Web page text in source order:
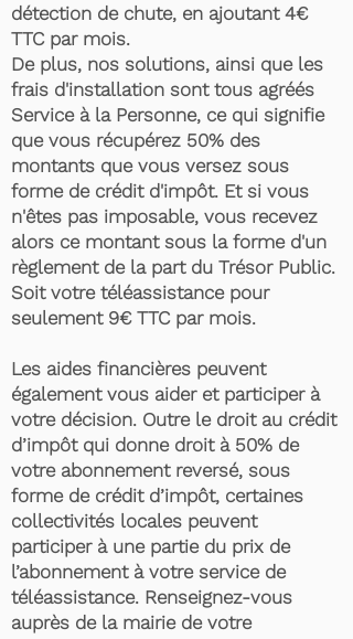
détection de chute, en ajoutant 4€
TTC par mois.
De plus, nos solutions, ainsi que les
frais d'installation sont tous agréés
Service à la Personne, ce qui signifie
que vous récupérez 50% des
montants que vous versez sous
forme de crédit d'impôt. Et si vous
n'êtes pas imposable, vous recevez
alors ce montant sous la forme d'un
règlement de la part du Trésor Public.
Soit votre téléassistance pour
seulement 9€ TTC par mois.
Les aides financières peuvent
également vous aider et participer à
votre décision. Outre le droit au crédit
d’impôt qui donne droit à 50% de
votre abonnement reversé, sous
forme de crédit d’impôt, certaines
collectivités locales peuvent
participer à une partie du prix de
l’abonnement à votre service de
téléassistance. Renseignez-vous
auprès de la mairie de votre